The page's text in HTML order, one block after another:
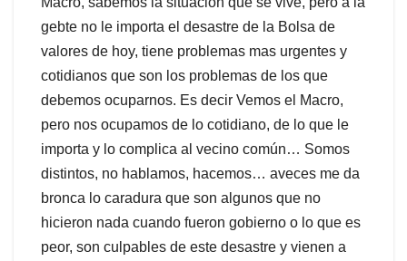
gebte no le importa el desastre de la Bolsa de
valores de hoy, tiene problemas mas urgentes y
cotidianos que son los problemas de los que
debemos ocuparnos. Es decir Vemos el Macro,
pero nos ocupamos de lo cotidiano, de lo que le
importa y lo complica al vecino común… Somos
distintos, no hablamos, hacemos… aveces me da
bronca lo caradura que son algunos que no
hicieron nada cuando fueron gobierno o lo que es
peor, son culpables de este desastre y vienen a